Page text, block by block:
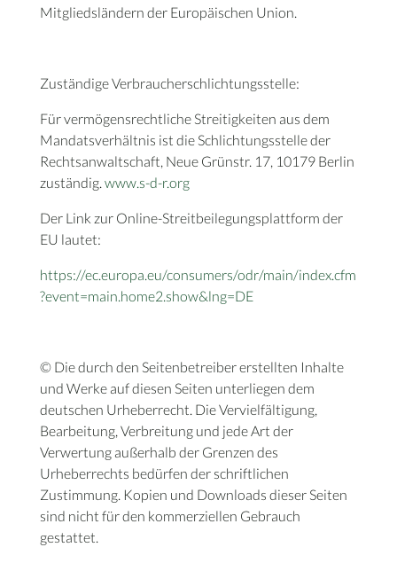
Mitgliedsländern der Europäischen Union.
Zuständige Verbraucherschlichtungsstelle:
Für vermögensrechtliche Streitigkeiten aus dem
Mandatsverhältnis ist die Schlichtungsstelle der
Rechtsanwaltschaft, Neue Grünstr. 17, 10179 Berlin
zuständig. www.s-d-r.org
Der Link zur Online-Streitbeilegungsplattform der
EU lautet:
https://ec.europa.eu/consumers/odr/main/index.cfm
?event=main.home2.show&lng=DE
© Die durch den Seitenbetreiber erstellten Inhalte
und Werke auf diesen Seiten unterliegen dem
deutschen Urheberrecht. Die Vervielfältigung,
Bearbeitung, Verbreitung und jede Art der
Verwertung außerhalb der Grenzen des
Urheberrechts bedürfen der schriftlichen
Zustimmung. Kopien und Downloads dieser Seiten
sind nicht für den kommerziellen Gebrauch
gestattet.